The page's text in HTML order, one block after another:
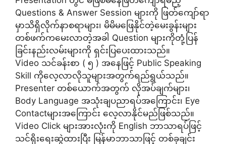
Questions & Answer Session များကို ဖြတ်ကျော်ရာ
မှာသိရှိလိုက်နာစရာများ၊ မိမိမဖြေနိုင်တဲ့မေးခွန်းများ
တစ်ဖက်ကမေးလာတဲ့အခါ Question များကိုတုံ့ပြန်
ခြင်းနည်းလမ်းများကို ရှင်းပြပေးထားသည်။
Video သင်ခန်းစာ ( ၅ ) အနေဖြင့် Public Speaking
Skill ကိုလေ့လာလိုသူများအတွက်ရည်ရွယ်သည်။
Presenter တစ်ယောက်အတွက် လိုအပ်ချက်များ၊
Body Language အသုံးချပညာရပ်အကြောင်း၊ Eye
Contactများအကြောင်း လေ့လာနိုင်မည်ဖြစ်သည်။
Video Click များအားလုံးကို English ဘာသာရပ်ဖြင့်
သင်ရိုးရေးဆွဲထားပြီး မြန်မာဘာသာဖြင့် တစ်ခုချင်း